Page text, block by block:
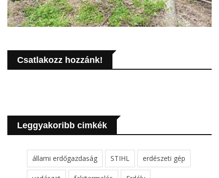
Csatlakozz hozzánk!
Leggyakoribb cimkék
állami erdőgazdaság STIHL erdészeti gép